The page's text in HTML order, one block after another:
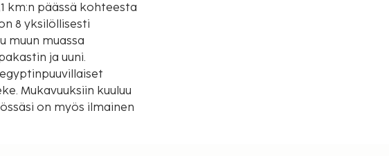
km:n päässä kohteesta
8 yksilöllisesti
muun muassa
ja uuni.
Mukavuuksiin kuuluu
on myös ilmainen